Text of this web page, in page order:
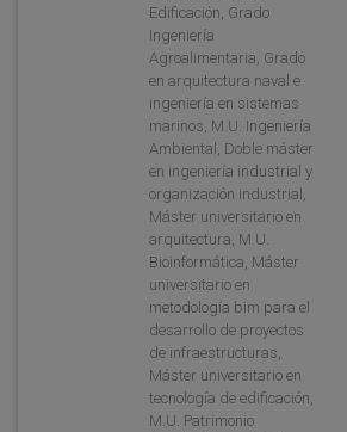
Edificación, Grado
Ingeniería
Agroalimentaria, Grado
en arquitectura naval e
ingeniería en sistemas
marinos, M.U. Ingeniería
Ambiental, Doble máster
en ingeniería industrial y
organización industrial,
Máster universitario en
arquitectura, M.U.
Bioinformática, Máster
universitario en
metodología bim para el
desarrollo de proyectos
de infraestructuras,
Máster universitario en
tecnología de edificación,
M.U. Patrimonio